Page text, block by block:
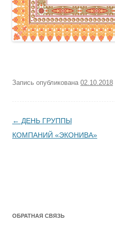
Запись опубликована 02.10.2018
Навигация по записям
← ДЕНЬ ГРУППЫ
КОМПАНИЙ «ЭКОНИВА»
ОБРАТНАЯ СВЯЗЬ